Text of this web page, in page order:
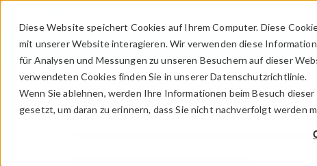
Diese Website speichert Cookies auf Ihrem Computer. Diese
mit unserer Website interagieren. Wir verwenden diese
für Analysen und Messungen zu unseren Besuchern auf dieser
verwendeten Cookies finden Sie in unserer Datenschutzrichtlinie.
Wenn Sie ablehnen, werden Ihre Informationen beim Besuch
gesetzt, um daran zu erinnern, dass Sie nicht nachverfolgt werden
Application Gallery